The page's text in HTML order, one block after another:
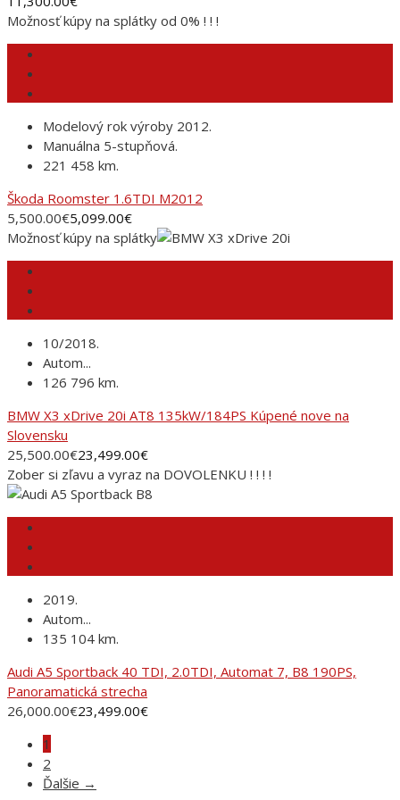
Možnosť kúpy na splátky od 0% ! ! !
Modelový rok výroby 2012.
Manuálna 5-stupňová.
221 458 km.
Škoda Roomster 1.6TDI M2012
5,500.00€5,099.00€
Možnosť kúpy na splátky
10/2018.
Autom...
126 796 km.
BMW X3 xDrive 20i AT8 135kW/184PS Kúpené nove na
Slovensku
25,500.00€23,499.00€
Zober si zľavu a vyraz na DOVOLENKU ! ! ! !
2019.
Autom...
135 104 km.
Audi A5 Sportback 40 TDI, 2.0TDI, Automat 7, B8 190PS,
Panoramatická strecha
26,000.00€23,499.00€
1
2
Ďalšie →